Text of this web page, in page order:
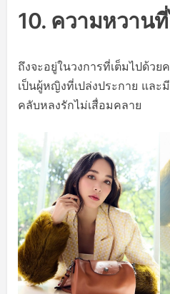
10. ความหวาน
ถึงจะอยู่ในวงการที่เต็มไปด้ว
เป็นผู้หญิงที่เปล่งประกาย แล
คลับหลงรักไม่เสื่อมคลาย